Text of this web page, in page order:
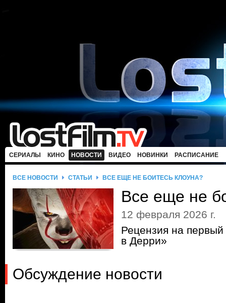
СЕРИАЛЫ КИНО НОВОСТИ ВИДЕО НОВИНКИ РАСПИСАНИЕ
ВСЕ НОВОСТИ СТАТЬИ ВСЕ ЕЩЕ НЕ БОИТЕСЬ КЛОУНА?
Все еще не
12 февраля 2026 г.
Рецензия на
в Дерри»
Обсуждение новости